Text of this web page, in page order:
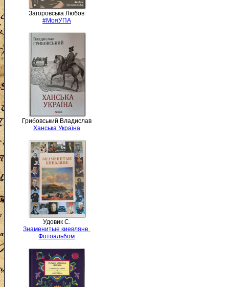
Загоровська Любов
#МояУПА
Грибовський Владислав
Ханська Україна
Удовик С.
Знаменитые киевляне.
Фотоальбом